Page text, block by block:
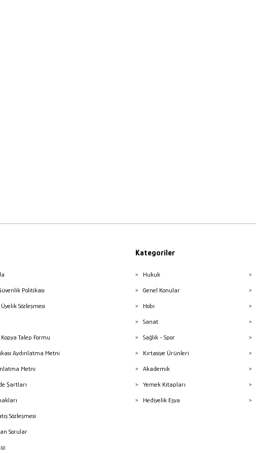
Politikası
Sözleşmesi
Talep Formu
Aydınlatma Metni
Metni
Şartları
Sözleşmesi
Sorular
Kategoriler
Hukuk
Genel Konular
Hobi
Sanat
Sağlık - Spor
Kırtasiye Ürünleri
Akademik
Yemek Kitapları
Hediyelik Eşya